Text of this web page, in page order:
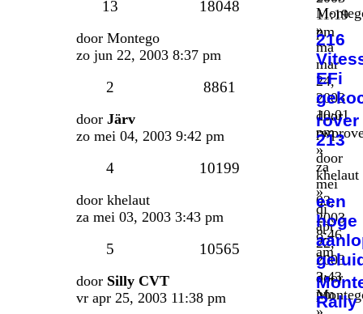
11:19
pm
»
ma
mar
24,
2003
10:01
pm
13 18048
door Montego
zo jun 22, 2003 8:37 pm
216
EFi
door
»
za
mei
03,
2003
8:46
am
2 8861
door Järv
zo mei 04, 2003 9:42 pm
rover
213
door
khelaut
»
di
apr
22,
2003
3:43
pm
4 10199
door khelaut
za mei 03, 2003 3:43 pm
een
hoge
door
5 10565
door Silly CVT
vr apr 25, 2003 11:38 pm
Rally